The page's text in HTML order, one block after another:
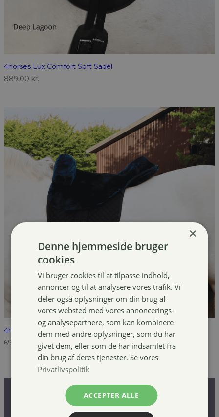
4horses Lux Comfort Soft Sadel
889,00 kr.
4horses Lux Soft sadel
699,00
Tikarideudstyr.dk
×
Denne hjemmeside bruger
cookies
Vi bruger cookies til at tilpasse indhold,
annoncer og til at analysere vores trafik. Vi
deler også oplysninger om din brug af
vores websted med vores annoncerings-
og analysepartnere, som kan kombinere
dem med andre oplysninger, som du har
givet dem, eller som de har indsamlet fra
din brug af deres tjenester. Se vores
Privatlivspolitik
ACCEPTER ALLE